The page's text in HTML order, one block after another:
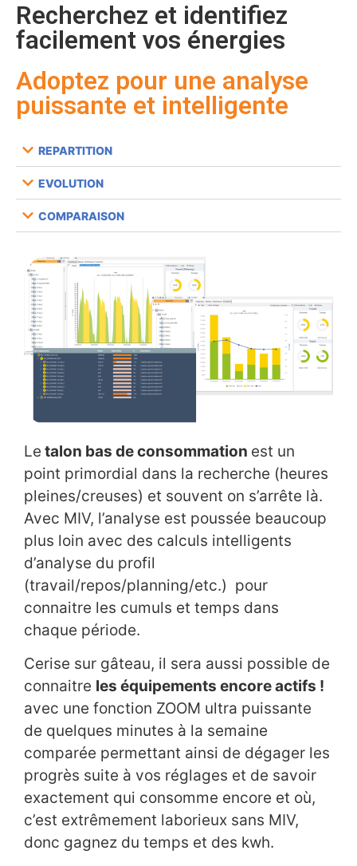
Recherchez et identifiez
facilement vos énergies
Adoptez pour une analyse
puissante et intelligente
REPARTITION
EVOLUTION
COMPARAISON
Le talon bas de consommation est un
point primordial dans la recherche (heures
pleines/creuses) et souvent on s’arrête là.
Avec MIV, l’analyse est poussée beaucoup
plus loin avec des calculs intelligents
d’analyse du profil
(travail/repos/planning/etc.) pour
connaitre les cumuls et temps dans
chaque période.
Cerise sur gâteau, il sera aussi possible de
connaitre les équipements encore actifs !
avec une fonction ZOOM ultra puissante
de quelques minutes à la semaine
comparée permettant ainsi de dégager les
progrès suite à vos réglages et de savoir
exactement qui consomme encore et où,
c’est extrêmement laborieux sans MIV,
donc gagnez du temps et des kwh.